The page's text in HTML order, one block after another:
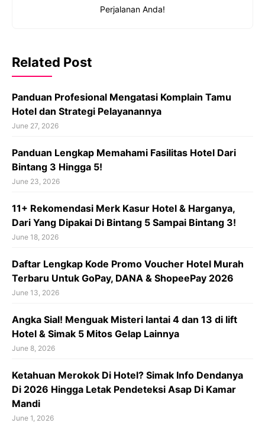
Perjalanan Anda!
Related Post
Panduan Profesional Mengatasi Komplain Tamu
Hotel dan Strategi Pelayanannya
June 27, 2026
Panduan Lengkap Memahami Fasilitas Hotel Dari
Bintang 3 Hingga 5!
June 23, 2026
11+ Rekomendasi Merk Kasur Hotel & Harganya,
Dari Yang Dipakai Di Bintang 5 Sampai Bintang 3!
June 18, 2026
Daftar Lengkap Kode Promo Voucher Hotel Murah
Terbaru Untuk GoPay, DANA & ShopeePay 2026
June 13, 2026
Angka Sial! Menguak Misteri lantai 4 dan 13 di lift
Hotel & Simak 5 Mitos Gelap Lainnya
June 8, 2026
Ketahuan Merokok Di Hotel? Simak Info Dendanya
Di 2026 Hingga Letak Pendeteksi Asap Di Kamar
Mandi
June 1, 2026